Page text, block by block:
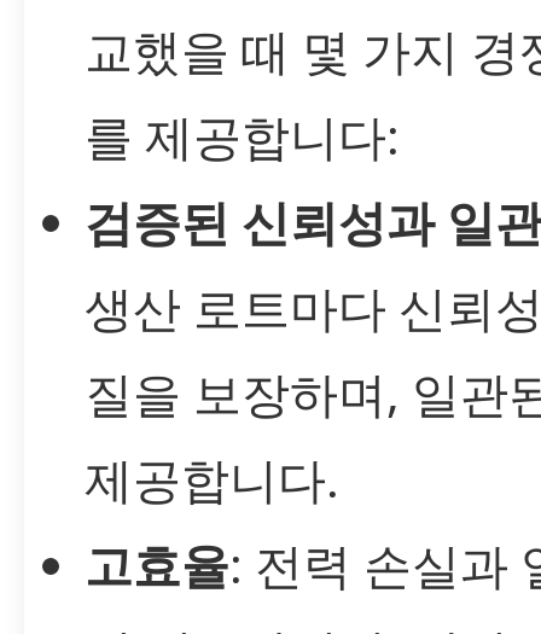
교했을 때 몇 가지 경
를 제공합니다:
검증된 신뢰성과 일
생산 로트마다 신뢰
질을 보장하며, 일관
제공합니다.
고효율: 전력 손실과